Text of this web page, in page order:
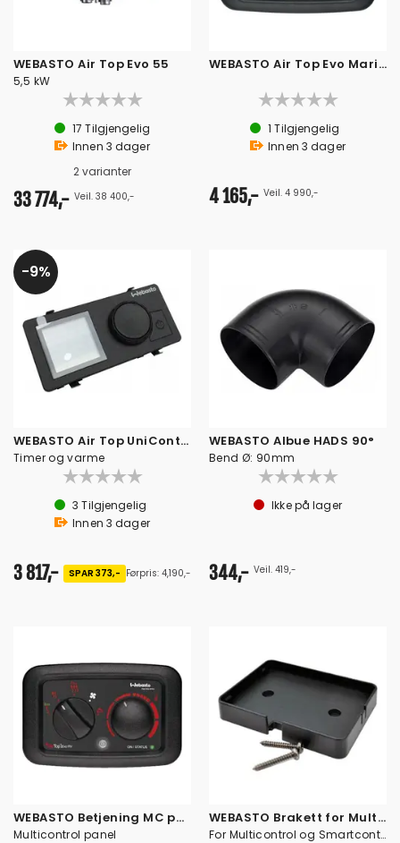
WEBASTO Air Top Evo 55
5,5 kW
17 Tilgjengelig
Innen 3 dager
2 varianter
33 774,- Veil. 38 400,-
WEBASTO Air Top Evo Marine kontrollpanel
1 Tilgjengelig
Innen 3 dager
4 165,- Veil. 4 990,-
9%
WEBASTO Air Top UniControl 12-24V
Timer og varme
3 Tilgjengelig
Innen 3 dager
3 817,- SPAR 373,- Førpris: 4,190,-
WEBASTO Albue HADS 90°
Bend Ø: 90mm
Ikke på lager
344,- Veil. 419,-
WEBASTO Betjening MC panel 12/24V
Multicontrol panel
WEBASTO Brakett for Multipanel
For Multicontrol og Smartcontrol